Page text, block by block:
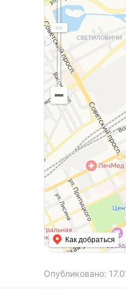
Как добраться
Опубликовано: